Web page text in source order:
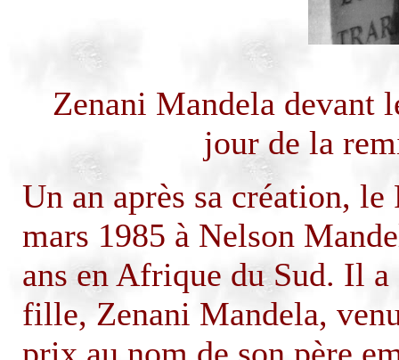
Zenani Mandela devant
jour de la
Un an après sa création,
mars 1985 à Nelson
ans en Afrique du Sud. Il
fille, Zenani Mandela,